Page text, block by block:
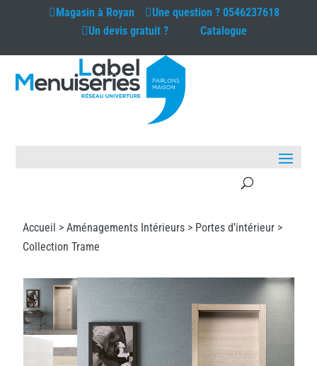
Magasin à Royan Une question ? 0546237618
Un devis gratuit ?
Catalogue
Accueil > Aménagements Intérieurs > Portes d’intérieur >
Collection Trame